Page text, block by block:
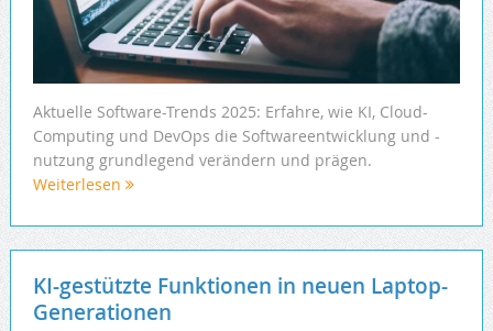
Aktuelle Software-Trends 2025: Erfahre, wie KI, Cloud-
Computing und DevOps die Softwareentwicklung und -
nutzung grundlegend verändern und prägen.
Weiterlesen
KI-gestützte Funktionen in neuen Laptop-
Generationen